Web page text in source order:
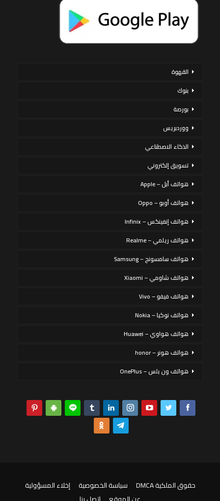
القهوة
بنوك
بورصة
ووردبريس
الذكاء الاصطناعي
تسويق إلكتروني
هواتف أبل – Apple
هواتف أوبو – Oppo
هواتف إنفينكس – Infinix
هواتف ريلمي – Realme
هواتف سامسونج – Samsung
هواتف شاومي – Xiaomi
هواتف فيفو – Vivo
هواتف نوكيا – Nokia
هواتف هواوي – Huawei
هواتف هونر – honor
هواتف ون بلس – OnePlus
حقوق الملكية DMCA سياسة الخصوصية
إخلاء المسؤولية